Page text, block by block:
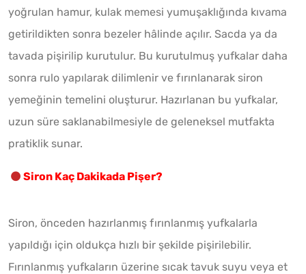
yoğrulan hamur, kulak memesi yumuşaklığında kıvama
getirildikten sonra bezeler hâlinde açılır. Sacda ya da
tavada pişirilip kurutulur. Bu kurutulmuş yufkalar daha
sonra rulo yapılarak dilimlenir ve fırınlanarak siron
yemeğinin temelini oluşturur. Hazırlanan bu yufkalar,
uzun süre saklanabilmesiyle de geleneksel mutfakta
pratiklik sunar.
Siron Kaç Dakikada Pişer?
Siron, önceden hazırlanmış fırınlanmış yufkalarla
yapıldığı için oldukça hızlı bir şekilde pişirilebilir.
Fırınlanmış yufkaların üzerine sıcak tavuk suyu veya et